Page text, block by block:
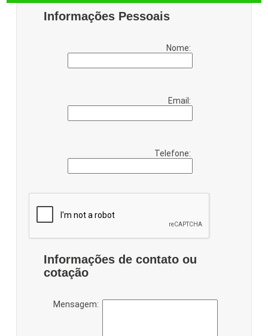
Informações Pessoais
Nome:
Email:
Telefone:
Informações de contato ou
cotação
Mensagem: